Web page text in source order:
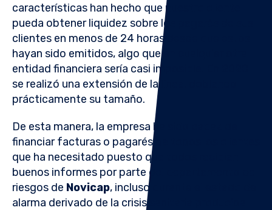
características han hecho que nuestro cliente
pueda obtener liquidez sobre los pagarés de sus
clientes en menos de 24 horas desde que estos
hayan sido emitidos, algo que en cualquier otra
entidad financiera sería casi imposible. En 2020
se realizó una extensión de la línea, doblando
prácticamente su tamaño.
De esta manera, la empresa ha sido capaz de
financiar facturas o pagarés de todos los clientes
que ha necesitado puesto que todos recibían
buenos informes por parte del departamento de
riesgos de Novicap, incluso durante el estado de
alarma derivado de la crisis sanitaria producida